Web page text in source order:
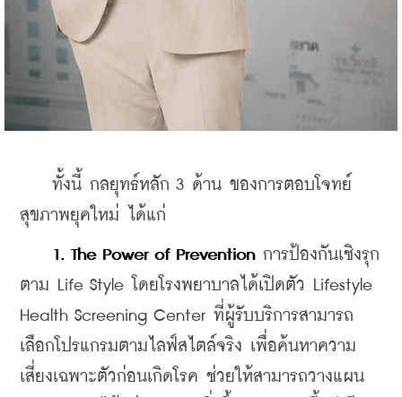
ทั้งนี้ กลยุทธ์หลัก 3 ด้าน ของการตอบโจทย์
สุขภาพยุคใหม่ ได้แก่
1. The Power of Prevention การป้องกันเชิงรุก
ตาม Life Style โดยโรงพยาบาลได้เปิดตัว Lifestyle
Health Screening Center ที่ผู้รับบริการสามารถ
เลือกโปรแกรมตามไลฟ์สไตล์จริง เพื่อค้นหาความ
เสี่ยงเฉพาะตัวก่อนเกิดโรค ช่วยให้สามารถวางแผน